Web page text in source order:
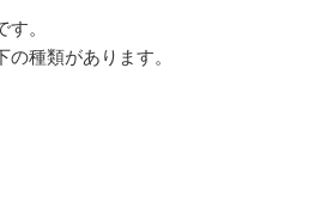
。
種類があります。